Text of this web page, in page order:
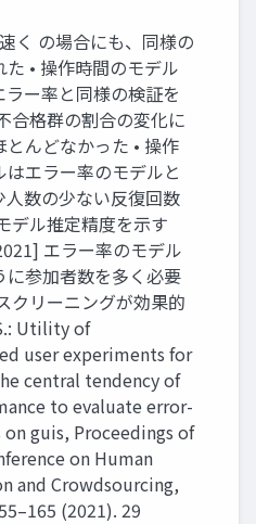
く の場合にも、同様の
• 操作時間のモデル
ラー率と同様の検証を
合格群の割合の変化に
とんどなかった • 操作
はエラー率のモデルと
人数の少ない反復回数
デル推定精度を示す
エラー率のモデル
に参加者数を多く必要
クリーニングが効果的
Utility of
user experiments for
central tendency of
to evaluate error-
guis, Proceedings of
on Human
and Crowdsourcing,
(2021). 29